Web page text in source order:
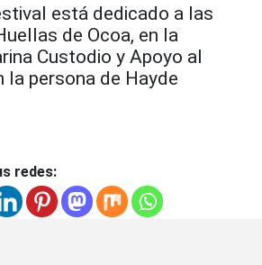
está dedicado a las
de Ocoa, en la
Custodio y Apoyo al
la persona de Hayde
redes: